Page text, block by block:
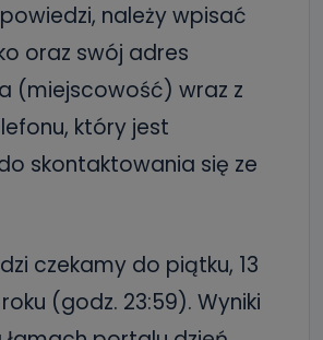
należy wpisać
oraz swój adres
(miejscowość) wraz z
który jest
skontaktowania się ze
czekamy do piątku, 13
(godz. 23:59). Wyniki